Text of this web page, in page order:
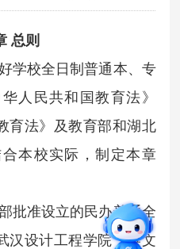
总则
学校全日制普通本、专
人民共和国教育法》
育法》及教育部和湖北
本校实际，制定本章
批准设立的民办普通全
汉设计工程学院，英文